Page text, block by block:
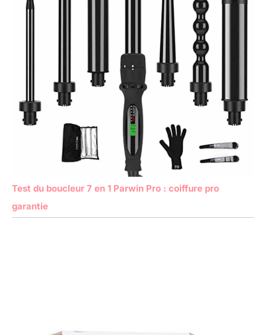
Test du boucleur 7 en 1 Parwin Pro : coiffure pro
garantie